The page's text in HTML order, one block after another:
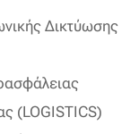
Δικτύωσης
(LOGISTICS)